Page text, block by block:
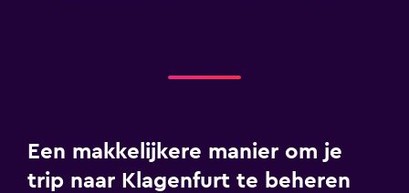
Een makkelijkere manier om je
trip naar Klagenfurt te beheren